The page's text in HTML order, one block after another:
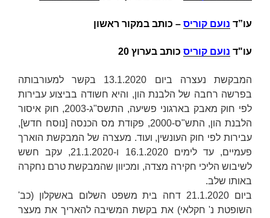
עו”ד נועם קוריס – כותב במקור ראשון
עו"ד נועם קוריס כותב בערוץ 20
המבקשת נעצרה ביום 13.1.2020 בקשר למעורבותה
בפרשה רחבה של הלבנת הון, והיא חשודה בביצוע עבירות
לפי חוק מאבק בארגוני פשיעה, התשס"ג-2003, חוק איסור
הלבנת הון, התש"ס-2000, פקודת מס הכנסה [נוסח חדש],
עבירות לפי חוק העונשין, ועוד. מעצרה של המבקשת הוארך
פעמיים, עד לימים 16.1.2020 ו-21.1.2020, עקב חשש
לשיבוש הליכי חקירה מצדה, ומכיוון שהמבקשת טרם נחקרה
באותו שלב.
ביום 21.1.2020 דחה בית משפט השלום באשקלון (כב'
השופטת נ' חקלאי) את בקשת המשיבה להאריך את מעצר